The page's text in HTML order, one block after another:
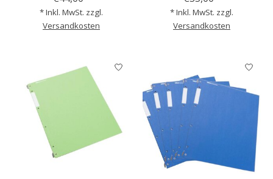
* Inkl. MwSt. zzgl.
Versandkosten
* Inkl. MwSt. zzgl.
Versandkosten